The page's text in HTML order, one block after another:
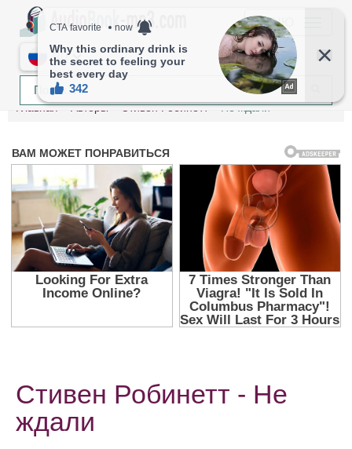
МЕНЮ
RU
Главная Авторы Стивен Робинетт Не ждали
Стивен Робинетт - Не
ждали